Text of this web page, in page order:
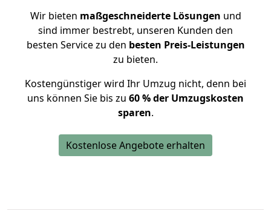
Wir bieten maßgeschneiderte Lösungen und
sind immer bestrebt, unseren Kunden den
besten Service zu den besten Preis-Leistungen
zu bieten.
Kostengünstiger wird Ihr Umzug nicht, denn bei
uns können Sie bis zu 60 % der Umzugskosten
sparen.
Kostenlose Angebote erhalten